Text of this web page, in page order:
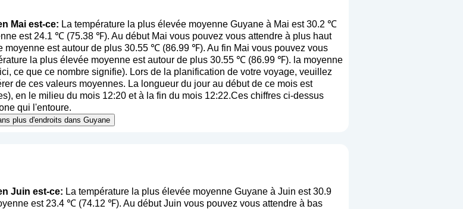
Mai est-ce: La température la plus élevée moyenne Guyane à Mai est 30.2 ℃
est 24.1 ℃ (75.38 ℉). Au début Mai vous pouvez vous attendre à plus haut
moyenne est autour de plus 30.55 ℃ (86.99 ℉). Au fin Mai vous pouvez vous
la plus élevée moyenne est autour de plus 30.55 ℃ (86.99 ℉). la moyenne
ce que ce nombre signifie). Lors de la planification de votre voyage, veuillez
de ces valeurs moyennes. La longueur du jour au début de ce mois est
en le milieu du mois 12:20 et à la fin du mois 12:22.Ces chiffres ci-dessus
qui l'entoure.
plus d'endroits dans Guyane
Juin est-ce: La température la plus élevée moyenne Guyane à Juin est 30.9
est 23.4 ℃ (74.12 ℉). Au début Juin vous pouvez vous attendre à bas